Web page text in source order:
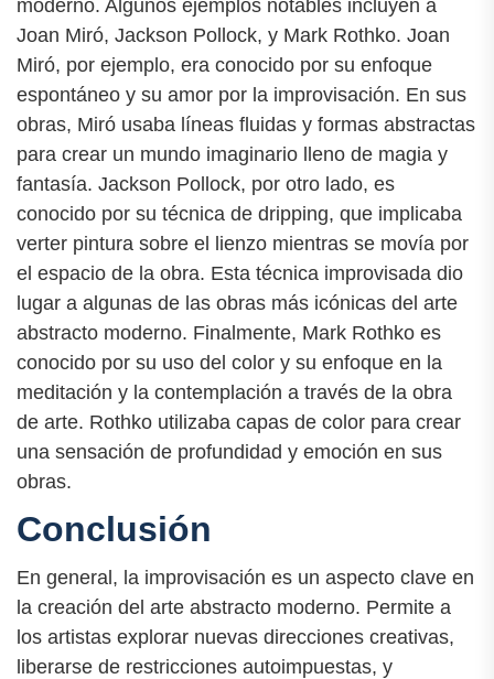
moderno. Algunos ejemplos notables incluyen a
Joan Miró, Jackson Pollock, y Mark Rothko. Joan
Miró, por ejemplo, era conocido por su enfoque
espontáneo y su amor por la improvisación. En sus
obras, Miró usaba líneas fluidas y formas abstractas
para crear un mundo imaginario lleno de magia y
fantasía. Jackson Pollock, por otro lado, es
conocido por su técnica de dripping, que implicaba
verter pintura sobre el lienzo mientras se movía por
el espacio de la obra. Esta técnica improvisada dio
lugar a algunas de las obras más icónicas del arte
abstracto moderno. Finalmente, Mark Rothko es
conocido por su uso del color y su enfoque en la
meditación y la contemplación a través de la obra
de arte. Rothko utilizaba capas de color para crear
una sensación de profundidad y emoción en sus
obras.
Conclusión
En general, la improvisación es un aspecto clave en
la creación del arte abstracto moderno. Permite a
los artistas explorar nuevas direcciones creativas,
liberarse de restricciones autoimpuestas, y